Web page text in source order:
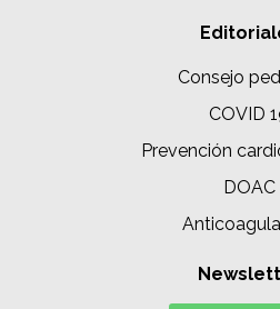
Consejo
COVID
Prevención
DOAC